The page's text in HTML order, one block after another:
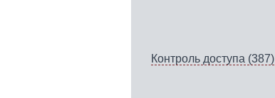
Контроль доступа (387)